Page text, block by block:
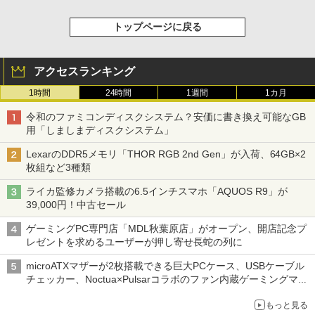
トップページに戻る
アクセスランキング
1時間 24時間 1週間 1カ月
令和のファミコンディスクシステム？安価に書き換え可能なGB
用「しましまディスクシステム」
LexarのDDR5メモリ「THOR RGB 2nd Gen」が入荷、64GB×2
枚組など3種類
ライカ監修カメラ搭載の6.5インチスマホ「AQUOS R9」が
39,000円！中古セール
ゲーミングPC専門店「MDL秋葉原店」がオープン、開店記念プ
レゼントを求めるユーザーが押し寄せ長蛇の列に
microATXマザーが2枚搭載できる巨大PCケース、USBケーブル
チェッカー、Noctua×Pulsarコラボのファン内蔵ゲーミングマウ
もっと見る